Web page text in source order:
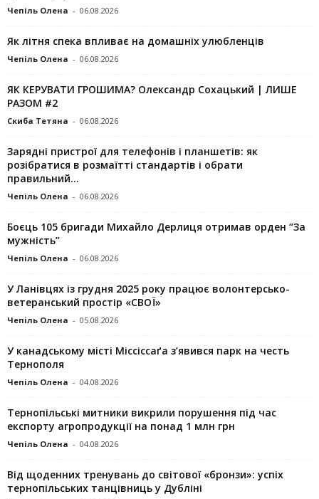
Чепіль Олена - 06.08.2026
Як літня спека впливає на домашніх улюбленців
Чепіль Олена - 06.08.2026
ЯК КЕРУВАТИ ГРОШИМА? Олександр Сохацький | ЛИШЕ
РАЗОМ #2
Скиба Тетяна - 06.08.2026
Зарядні пристрої для телефонів і планшетів: як
розібратися в розмаїтті стандартів і обрати
правильний...
Чепіль Олена - 06.08.2026
Боєць 105 бригади Михайло Дерлиця отримав орден “За
мужність”
Чепіль Олена - 06.08.2026
У Ланівцях із грудня 2025 року працює волонтерсько-
ветеранський простір «СВОЇ»
Чепіль Олена - 05.08.2026
У канадському місті Міссіссаґа з’явився парк на честь
Тернополя
Чепіль Олена - 04.08.2026
Тернопільські митники викрили порушення під час
експорту агропродукції на понад 1 млн грн
Чепіль Олена - 04.08.2026
Від щоденних тренувань до світової «бронзи»: успіх
тернопільських танцівниць у Дубліні